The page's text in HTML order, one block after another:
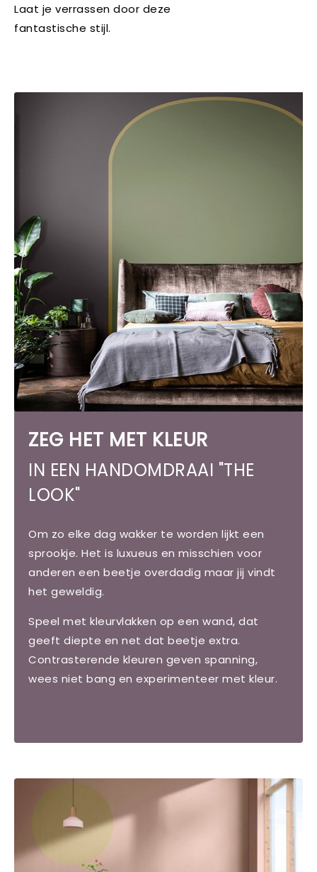
Laat je verrassen door deze
fantastische stijl.
ZEG HET MET KLEUR
IN EEN HANDOMDRAAI "THE
LOOK"
Om zo elke dag wakker te worden lijkt een
sprookje. Het is luxueus en misschien voor
anderen een beetje overdadig maar jij vindt
het geweldig.
Speel met kleurvlakken op een wand, dat
geeft diepte en net dat beetje extra.
Contrasterende kleuren geven spanning,
wees niet bang en experimenteer met kleur.